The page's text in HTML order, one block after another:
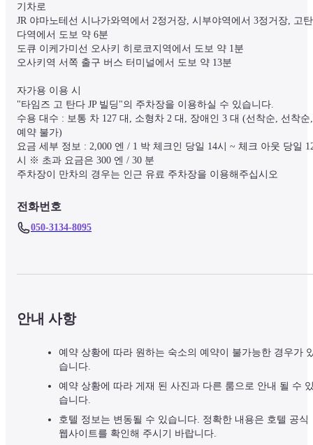
기차로
JR 야마노테선 시나가와역에서 2정거장, 시부야역에서 3정거장, 고탄
다역에서 도보 약 6분
도큐 이케가미선 오사키 히로코지역에서 도보 약 1분
오사키역 서쪽 출구 버스 터미널에서 도보 약 13분
자가용 이용 시
"타임즈 고 탄다 JP 빌딩"의 주차장을 이용하실 수 있습니다.
수용 대수 : 보통 차 127 대, 소형차 2 대, 장애인 3 대 (선착순, 선착순,
예약 불가)
요금 세부 정보 : 2,000 엔 / 1 박 체크인 당일 14시 ~ 체크 아웃 당일
시 ※ 초과 요금은 300 엔 / 30 분
주차장이 만차의 경우는 인근 유료 주차장을 이용해주십시오
전화번호
050-3134-8095
안내 사항
예약 상황에 따라 원하는 숙소의 예약이 불가능한 경우가
습니다.
예약 상황에 따라 게재 된 사진과 다른 룸으로 안내 될 수
습니다.
호텔 정보는 변동될 수 있습니다. 정확한 내용은 호텔 공식
웹사이트를 확인해 주시기 바랍니다.